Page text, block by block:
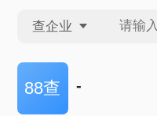
查企业
查企业
88查 -